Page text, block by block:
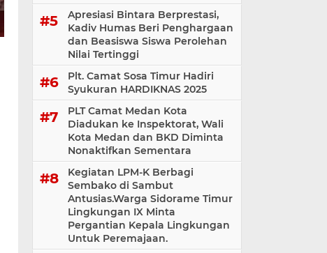
Apresiasi Bintara Berprestasi,
Kadiv Humas Beri Penghargaan
dan Beasiswa Siswa Perolehan
Nilai Tertinggi
Plt. Camat Sosa Timur Hadiri
Syukuran HARDIKNAS 2025
PLT Camat Medan Kota
Diadukan ke Inspektorat, Wali
Kota Medan dan BKD Diminta
Nonaktifkan Sementara
Kegiatan LPM-K Berbagi
Sembako di Sambut
Antusias.Warga Sidorame Timur
Lingkungan IX Minta
Pergantian Kepala Lingkungan
Untuk Peremajaan.